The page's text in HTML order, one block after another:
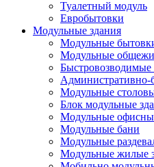
Туалетный модуль
Евробытовки
Модульные здания
Модульные
Модульные
Быстровозводимые
Модульные
Блок модульные
Модульные
Модульные бани
Модульные
Модульные жилые